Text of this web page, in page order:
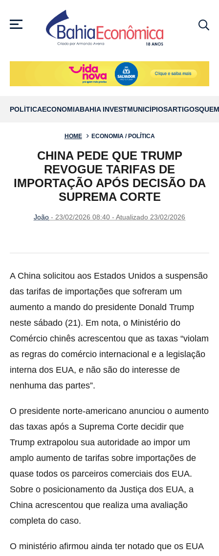
MENU
POLÍTICAECONOMIABAHIA INVESTMUNICÍPIOSARTIGOS
HOME ECONOMIA / POLÍTICA
CHINA PEDE QUE TRUMP
REVOGUE TARIFAS DE
IMPORTAÇÃO APÓS DECISÃO DA
SUPREMA CORTE
João - 23/02/2026 08:40 - Atualizado 23/02/2026
A China solicitou aos Estados Unidos a suspensão
das tarifas de importações que sofreram um
aumento a mando do presidente Donald Trump
neste sábado (21). Em nota, o Ministério do
Comércio chinês acrescentou que as taxas “violam
as regras do comércio internacional e a legislação
interna dos EUA, e não são do interesse de
nenhuma das partes”.
O presidente norte-americano anunciou o aumento
das taxas após a Suprema Corte decidir que
Trump extrapolou sua autoridade ao impor um
amplo aumento de tarifas sobre importações de
quase todos os parceiros comerciais dos EUA.
Sobre o posicionamento da Justiça dos EUA, a
China acrescentou que realiza uma avaliação
completa do caso.
O ministério afirmou ainda ter notado que os EUA